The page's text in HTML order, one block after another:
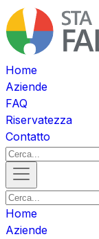
Home
Aziende
FAQ
Riservatezza
Contatto
Home
Aziende